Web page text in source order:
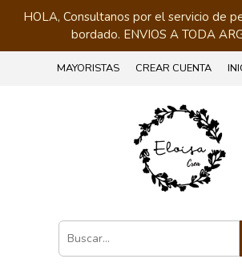
HOLA, Consultanos por el servicio de
bordado. ENVIOS A TODA
MAYORISTAS CREAR CUENTA